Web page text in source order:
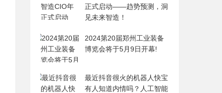
正式启动——趋势预测，洞
见未来智造！
2024第20届郑州工业装备
博览会将于5月9日开幕!
最近抖音很火的机器人快宝
有人知道内情吗？人工智能